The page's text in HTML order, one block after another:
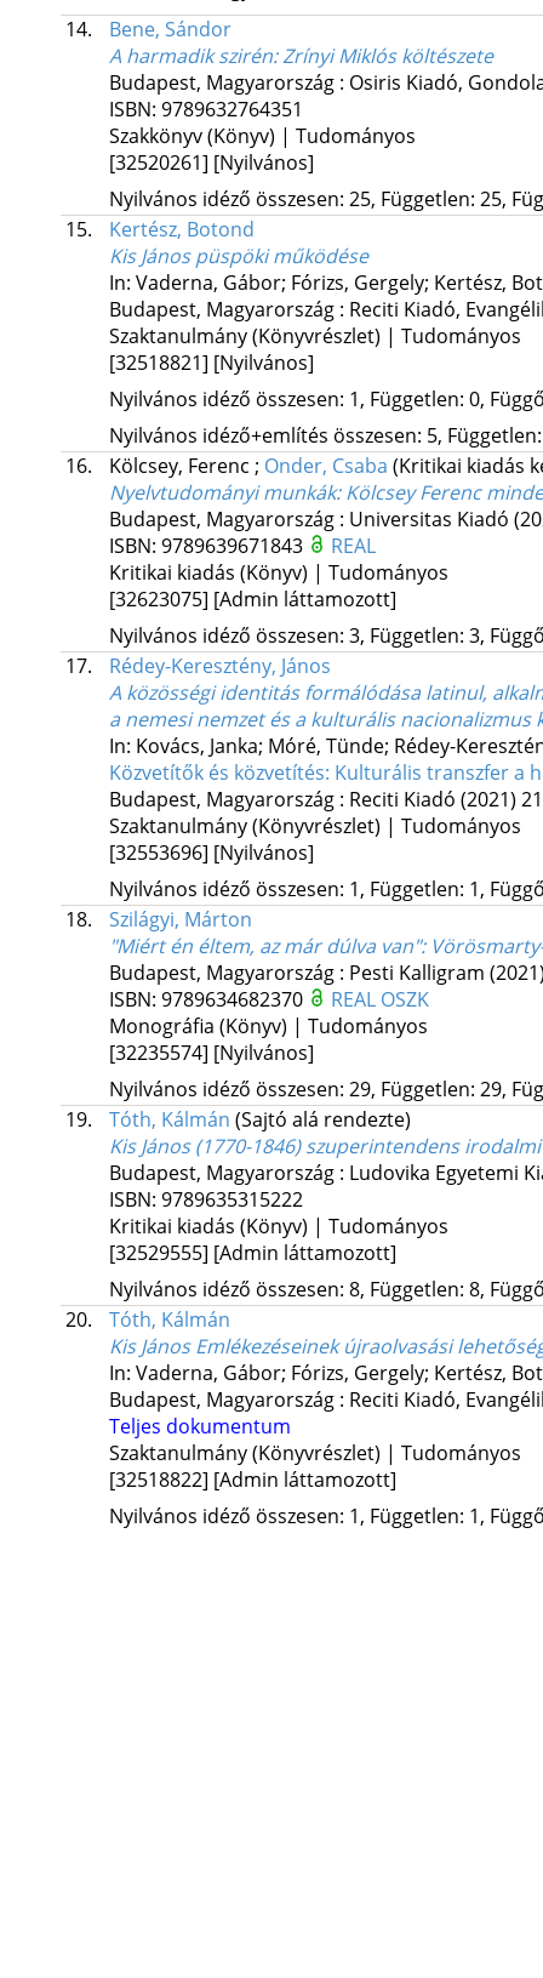
14.
Bene, Sándor
A harmadik szirén: Zrínyi Miklós költészete
Budapest, Magyarország : Osiris Kiadó,
ISBN: 9789632764351
Szakkönyv (Könyv) | Tudományos
[32520261] [Nyilvános]
Nyilvános idéző összesen: 25, Független: 25,
15.
Kertész, Botond
Kis János püspöki működése
In: Vaderna, Gábor; Fórizs, Gergely; Kertész,
Budapest, Magyarország : Reciti Kiadó,
Szaktanulmány (Könyvrészlet) | Tudományos
[32518821] [Nyilvános]
Nyilvános idéző összesen: 1, Független: 0,
Nyilvános idéző+említés összesen: 5,
16.
Kölcsey, Ferenc ; Onder, Csaba (Kritikai kiadás
Nyelvtudományi munkák: Kölcsey Ferenc
Budapest, Magyarország : Universitas Kiadó
ISBN: 9789639671843
REAL
Kritikai kiadás (Könyv) | Tudományos
[32623075] [Admin láttamozott]
Nyilvános idéző összesen: 3, Független: 3,
17.
Rédey-Keresztény, János
A közösségi identitás formálódása latinul,
a nemesi nemzet és a kulturális
In: Kovács, Janka; Móré, Tünde; Rédey-
Közvetítők és közvetítés: Kulturális transzfer a
Budapest, Magyarország : Reciti Kiadó (2021)
Szaktanulmány (Könyvrészlet) | Tudományos
[32553696] [Nyilvános]
Nyilvános idéző összesen: 1, Független: 1,
18.
Szilágyi, Márton
"Miért én éltem, az már dúlva van":
Budapest, Magyarország : Pesti Kalligram
ISBN: 9789634682370 REAL OSZK
Monográfia (Könyv) | Tudományos
[32235574] [Nyilvános]
Nyilvános idéző összesen: 29, Független: 29,
19.
Tóth, Kálmán (Sajtó alá rendezte)
Kis János (1770-1846) szuperintendens
Budapest, Magyarország : Ludovika Egyetemi
ISBN: 9789635315222
Kritikai kiadás (Könyv) | Tudományos
[32529555] [Admin láttamozott]
Nyilvános idéző összesen: 8, Független: 8,
20.
Tóth, Kálmán
Kis János Emlékezéseinek újraolvasási
In: Vaderna, Gábor; Fórizs, Gergely; Kertész,
Budapest, Magyarország : Reciti Kiadó,
Teljes dokumentum
Szaktanulmány (Könyvrészlet) | Tudományos
[32518822] [Admin láttamozott]
Nyilvános idéző összesen: 1, Független: 1,